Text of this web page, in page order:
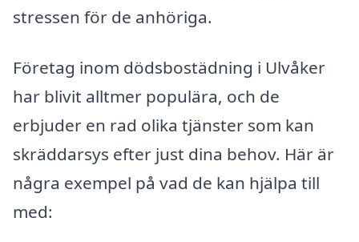
stressen för de anhöriga.
Företag inom dödsbostädning i Ulvåker
har blivit alltmer populära, och de
erbjuder en rad olika tjänster som kan
skräddarsys efter just dina behov. Här är
några exempel på vad de kan hjälpa till
med: